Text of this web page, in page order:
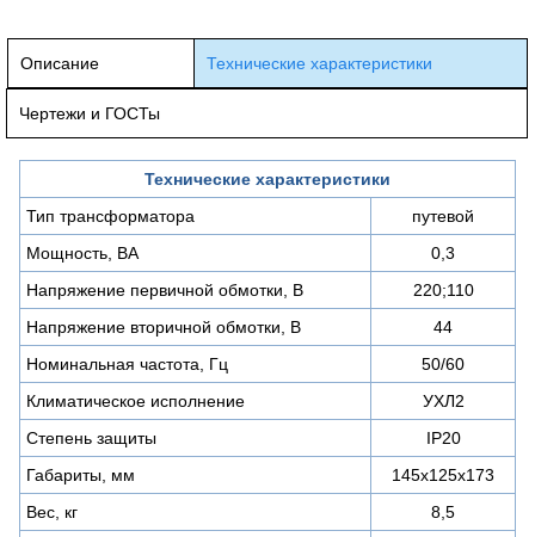
Описание Технические характеристики
Чертежи и ГОСТы
Технические характеристики
Тип трансформатора
путевой
Мощность, ВА
0,3
Напряжение первичной обмотки, В
220;110
Напряжение вторичной обмотки, В
44
Номинальная частота, Гц
50/60
Климатическое исполнение
УХЛ2
Степень защиты
IР20
Габариты, мм
145x125x173
Вес, кг
8,5